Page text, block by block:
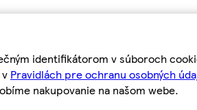
identifikátorom v súboroch
Pravidlách pre ochranu osobných
nakupovanie na našom webe.